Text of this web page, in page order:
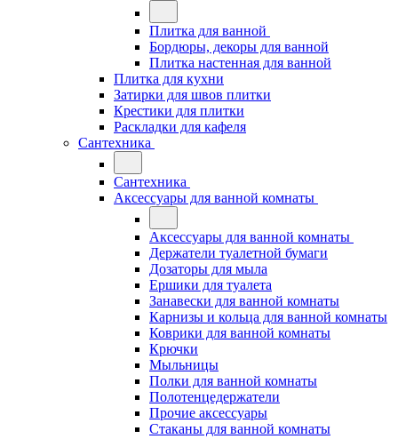
Плитка для ванной
Бордюры, декоры для ванной
Плитка настенная для ванной
Плитка для кухни
Затирки для швов плитки
Крестики для плитки
Раскладки для кафеля
Сантехника
Сантехника
Аксессуары для ванной комнаты
Аксессуары для ванной комнаты
Держатели туалетной бумаги
Дозаторы для мыла
Ершики для туалета
Занавески для ванной комнаты
Карнизы и кольца для ванной комнаты
Коврики для ванной комнаты
Крючки
Мыльницы
Полки для ванной комнаты
Полотенцедержатели
Прочие аксессуары
Стаканы для ванной комнаты